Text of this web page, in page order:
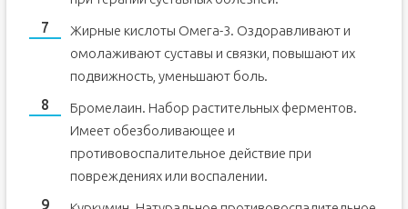
Жирные кислоты Омега-3. Оздоравливают и
омолаживают суставы и связки, повышают их
подвижность, уменьшают боль.
Бромелаин. Набор растительных ферментов.
Имеет обезболивающее и
противовоспалительное действие при
повреждениях или воспалении.